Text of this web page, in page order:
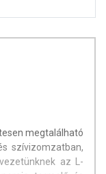
megtalálható
szívizomzatban,
az L-